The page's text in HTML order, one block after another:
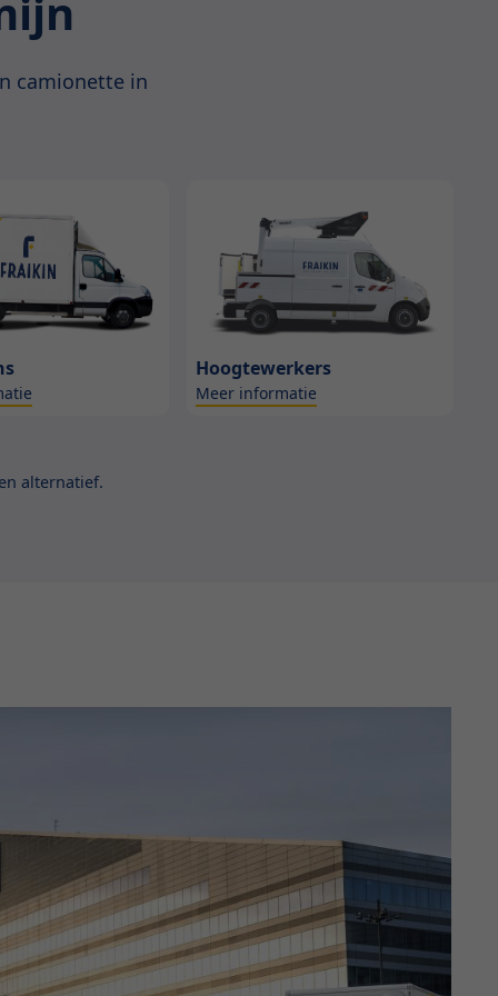
camionette in
Hoogtewerkers
Meer informatie
alternatief.